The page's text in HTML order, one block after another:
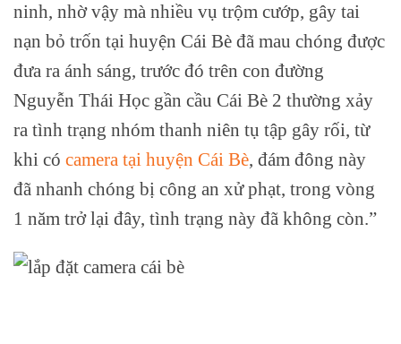
ninh, nhờ vậy mà nhiều vụ trộm cướp, gây tai
nạn bỏ trốn tại huyện Cái Bè đã mau chóng được
đưa ra ánh sáng, trước đó trên con đường
Nguyễn Thái Học gần cầu Cái Bè 2 thường xảy
ra tình trạng nhóm thanh niên tụ tập gây rối, từ
khi có camera tại huyện Cái Bè, đám đông này
đã nhanh chóng bị công an xử phạt, trong vòng
1 năm trở lại đây, tình trạng này đã không còn.”